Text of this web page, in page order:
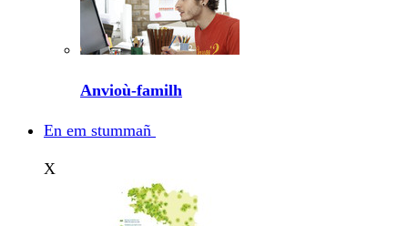
Anvioù-familh
En em stummañ
X